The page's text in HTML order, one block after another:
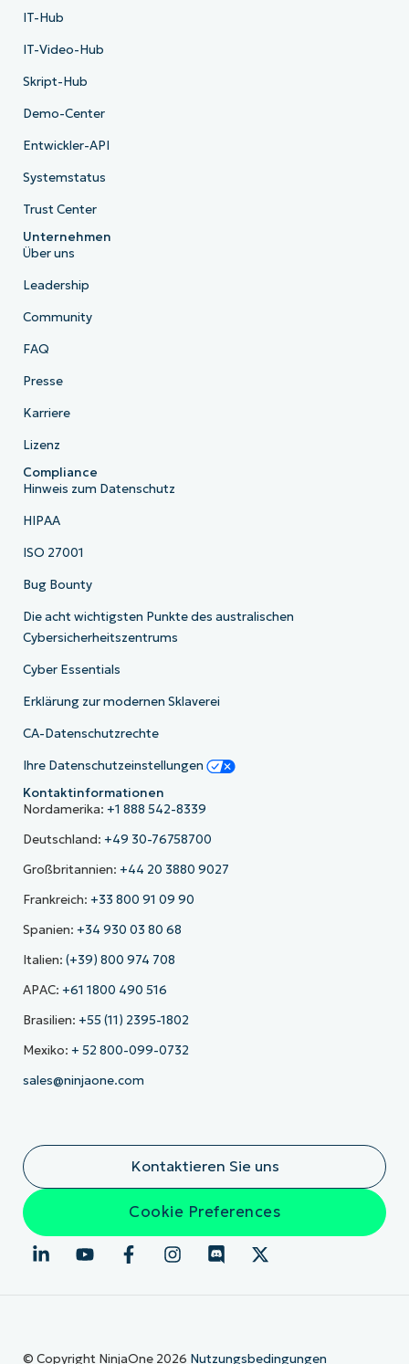
IT-Hub
IT-Video-Hub
Skript-Hub
Demo-Center
Entwickler-API
Systemstatus
Trust Center
Unternehmen
Über uns
Leadership
Community
FAQ
Presse
Karriere
Lizenz
Compliance
Hinweis zum Datenschutz
HIPAA
ISO 27001
Bug Bounty
Die acht wichtigsten Punkte des australischen
Cybersicherheitszentrums
Cyber Essentials
Erklärung zur modernen Sklaverei
CA-Datenschutzrechte
Ihre Datenschutzeinstellungen
Kontaktinformationen
Nordamerika: +1 888 542-8339
Deutschland: +49 30-76758700
Großbritannien: +44 20 3880 9027
Frankreich: +33 800 91 09 90
Spanien: +34 930 03 80 68
Italien: (+39) 800 974 708
APAC: +61 1800 490 516
Brasilien: +55 (11) 2395-1802
Mexiko: + 52 800-099-0732
sales@ninjaone.com
Kontaktieren Sie uns
Cookie Preferences
© Copyright NinjaOne 2026 Nutzungsbedingungen